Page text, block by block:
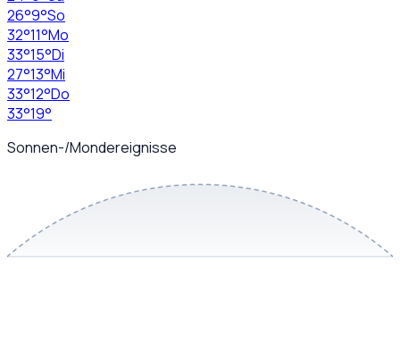
26°9°So
32°11°Mo
33°15°Di
27°13°Mi
33°12°Do
33°19°
Sonnen-/Mondereignisse